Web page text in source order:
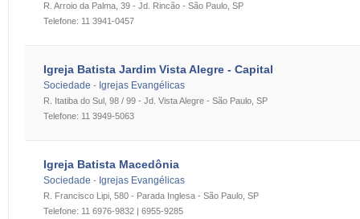
R. Arroio da Palma, 39 - Jd. Rincão - São Paulo, SP
Telefone: 11 3941-0457
Igreja Batista Jardim Vista Alegre - Capital
Sociedade - Igrejas Evangélicas
R. Itatiba do Sul, 98 / 99 - Jd. Vista Alegre - São Paulo, SP
Telefone: 11 3949-5063
Igreja Batista Macedônia
Sociedade - Igrejas Evangélicas
R. Francisco Lipi, 580 - Parada Inglesa - São Paulo, SP
Telefone: 11 6976-9832 | 6955-9285